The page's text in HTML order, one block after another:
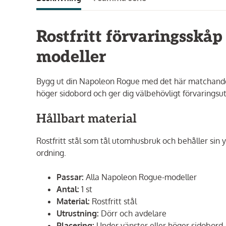
Rostfritt
modeller
Bygg ut din Napoleon Rogue med det här
höger sidobord och ger dig välbehövligt
Hållbart material
Rostfritt stål som tål utomhusbruk och behåller sin
ordning.
Passar: Alla Napoleon Rogue-modeller
Antal: 1 st
Material: Rostfritt stål
Utrustning: Dörr och avdelare